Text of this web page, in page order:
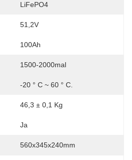
LiFePO4
51,2V
100Ah
1500-2000mal
-20 ° C ~ 60 ° C.
46,3 ± 0,1 Kg
Ja
560x345x240mm